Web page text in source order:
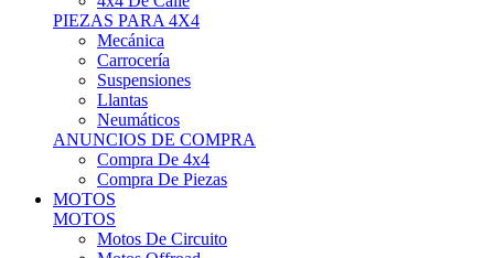
PIEZAS PARA 4X4
Mecánica
Carrocería
Suspensiones
Llantas
Neumáticos
ANUNCIOS DE COMPRA
Compra De 4x4
Compra De Piezas
MOTOS
MOTOS
Motos De Circuito